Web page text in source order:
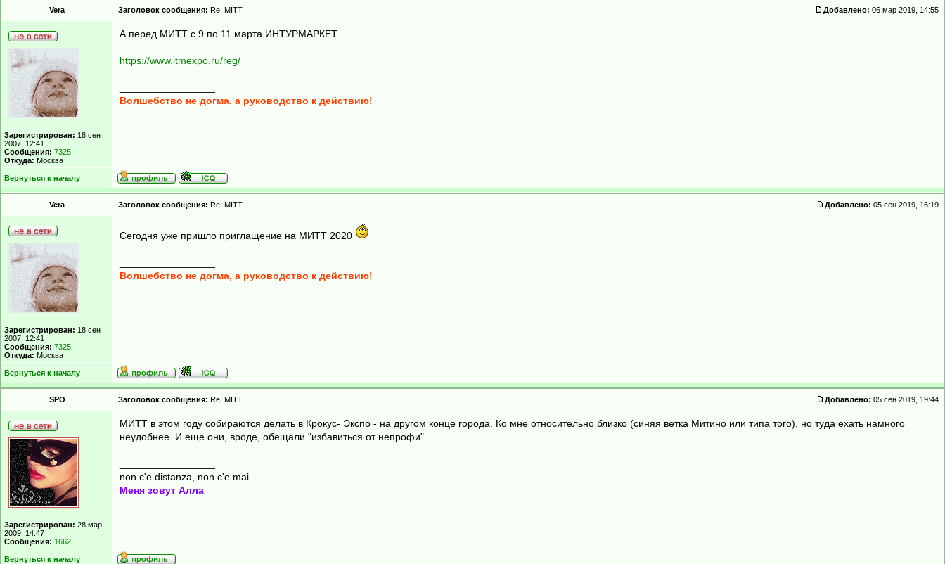
Vera Заголовок сообщения: Re: MITT Добавлено: 06 мар 2019, 14:55
Зарегистрирован: 18 сен
2007, 12:41
Сообщения: 7325
Откуда: Москва
А перед МИТТ с 9 по 11 марта ИНТУРМАРКЕТ
https://www.itmexpo.ru/reg/
Волшебство не догма, а руководство к действию!
Вернуться к началу
Vera Заголовок сообщения: Re: MITT Добавлено: 05 сен 2019, 16:19
Зарегистрирован: 18 сен
2007, 12:41
Сообщения: 7325
Откуда: Москва
Сегодня уже пришло приглащение на МИТТ 2020
Волшебство не догма, а руководство к действию!
Вернуться к началу
SPO Заголовок сообщения: Re: MITT Добавлено: 05 сен 2019, 19:44
Зарегистрирован: 28 мар
2009, 14:47
Сообщения: 1662
МИТТ в этом году собираются делать в Крокус- Экспо - на другом конце города. Ко мне относительно близко (синяя ветка Митино или типа того), но туда ехать намного
неудобнее. И еще они, вроде, обещали "избавиться от непрофи"
non c'e distanza, non c'e mai...
Меня зовут Алла
Вернуться к началу